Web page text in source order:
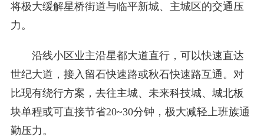
将极大缓解星桥街道与临平新城、主城区的交通压
力。
沿线小区业主沿星都大道直行，可以快速直达
世纪大道，接入留石快速路或秋石快速路互通。对
比现有绕行方案，去往主城、未来科技城、城北板
块单程或可直接节省20~30分钟，极大减轻上班族通
勤压力。